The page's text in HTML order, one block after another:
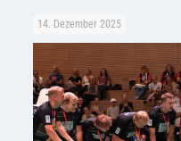
14. Dezember 2025